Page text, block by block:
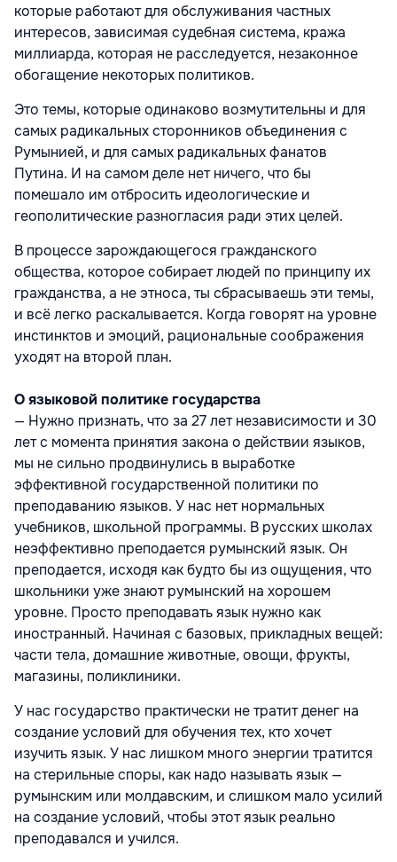
которые работают для обслуживания частных
интересов, зависимая судебная система, кража
миллиарда, которая не расследуется, незаконное
обогащение некоторых политиков.
Это темы, которые одинаково возмутительны и для
самых радикальных сторонников объединения с
Румынией, и для самых радикальных фанатов
Путина. И на самом деле нет ничего, что бы
помешало им отбросить идеологические и
геополитические разногласия ради этих целей.
В процессе зарождающегося гражданского
общества, которое собирает людей по принципу их
гражданства, а не этноса, ты сбрасываешь эти темы,
и всё легко раскалывается. Когда говорят на уровне
инстинктов и эмоций, рациональные соображения
уходят на второй план.
О языковой политике государства
— Нужно признать, что за 27 лет независимости и 30
лет с момента принятия закона о действии языков,
мы не сильно продвинулись в выработке
эффективной государственной политики по
преподаванию языков. У нас нет нормальных
учебников, школьной программы. В русских школах
неэффективно преподается румынский язык. Он
преподается, исходя как будто бы из ощущения, что
школьники уже знают румынский на хорошем
уровне. Просто преподавать язык нужно как
иностранный. Начиная с базовых, прикладных вещей:
части тела, домашние животные, овощи, фрукты,
магазины, поликлиники.
У нас государство практически не тратит денег на
создание условий для обучения тех, кто хочет
изучить язык. У нас лишком много энергии тратится
на стерильные споры, как надо называть язык —
румынским или молдавским, и слишком мало усилий
на создание условий, чтобы этот язык реально
преподавался и учился.